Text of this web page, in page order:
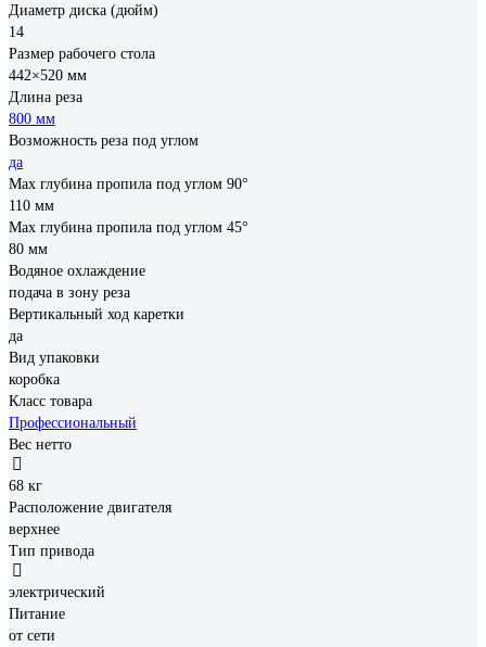
Диаметр диска (дюйм)
14
Размер рабочего стола
442×520 мм
Длина реза
800 мм
Возможность реза под углом
да
Max глубина пропила под углом 90°
110 мм
Max глубина пропила под углом 45°
80 мм
Водяное охлаждение
подача в зону реза
Вертикальный ход каретки
да
Вид упаковки
коробка
Класс товара
Профессиональный
Вес нетто
68 кг
Расположение двигателя
верхнее
Тип привода
электрический
Питание
от сети